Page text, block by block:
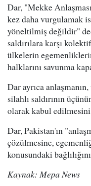
Dar, "Mekke
kez daha vurgulamak
yöneltilmiş değildir"
saldırılara karşı
ülkelerin
halklarını savunma
Dar ayrıca
silahlı saldırının
olarak kabul
Dar, Pakistan'ın
çözülmesine,
konusundaki
Kaynak: Mepa News